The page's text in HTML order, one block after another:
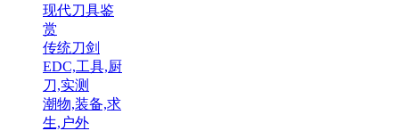
现代刀具鉴
赏
传统刀剑
EDC,工具,厨
刀,实测
潮物,装备,求
生,户外